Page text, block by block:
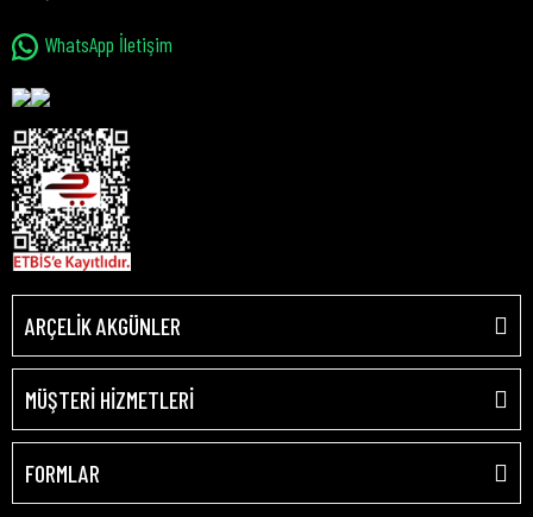
WhatsApp İletişim
ARÇELİK AKGÜNLER
MÜŞTERİ HİZMETLERİ
FORMLAR